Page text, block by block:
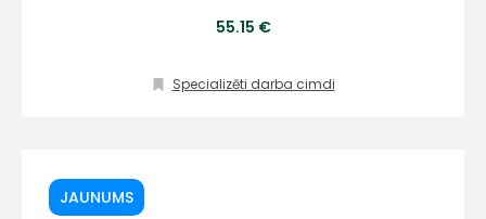
55.15 €
Specializēti darba cimdi
JAUNUMS